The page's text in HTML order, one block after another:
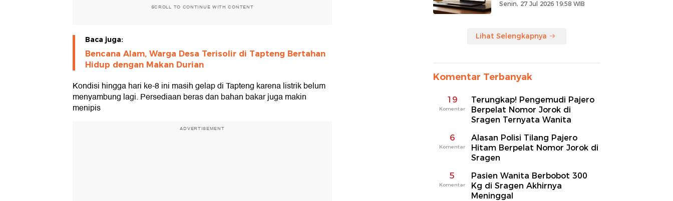
SCROLL TO CONTINUE WITH CONTENT
Baca juga:
Bencana Alam, Warga Desa Terisolir di Tapteng Bertahan
Hidup dengan Makan Durian
Kondisi hingga hari ke-8 ini masih gelap di Tapteng karena listrik belum
menyambung lagi. Persediaan beras dan bahan bakar juga makin
menipis
ADVERTISEMENT
Senin, 27 Jul 2026 19:58 WIB
Lihat Selengkapnya
Komentar Terbanyak
19
Komentar
Terungkap! Pengemudi Pajero
Berpelat Nomor Jorok di
Sragen Ternyata Wanita
6
Komentar
Alasan Polisi Tilang Pajero
Hitam Berpelat Nomor Jorok di
Sragen
5
Komentar
Pasien Wanita Berbobot 300
Kg di Sragen Akhirnya
Meninggal